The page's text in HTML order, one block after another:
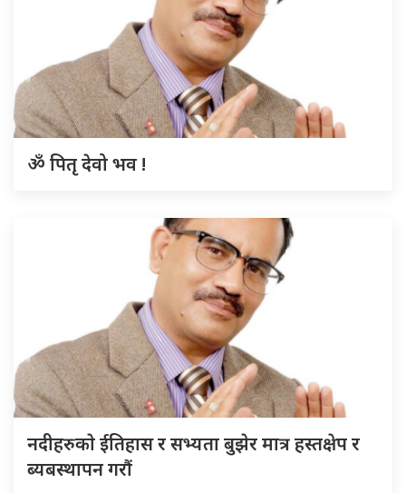
ॐ पितृ देवो भव !
नदीहरुकाे ईतिहास र सभ्यता बुझेर मात्र हस्तक्षेप र
ब्यबस्थापन गराैं